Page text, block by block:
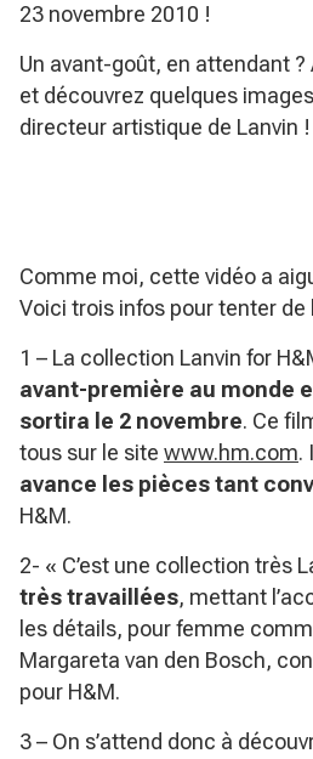
23 novembre 2010 !
Un avant-goût, en attendant ?
et découvrez quelques images
directeur artistique de Lanvin !
Comme moi, cette vidéo a
Voici trois infos pour tenter de
1 – La collection Lanvin for
avant-première au monde
sortira le 2 novembre. Ce
tous sur le site www.hm.com.
avance les pièces tant
H&M.
2- « C’est une collection très
très travaillées, mettant
les détails, pour femme
Margareta van den Bosch,
pour H&M.
3 – On s’attend donc à